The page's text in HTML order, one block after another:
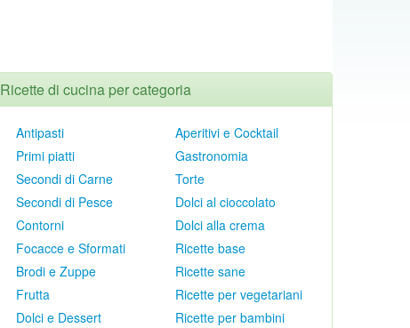
Ricette di cucina per categoria
Antipasti
Primi piatti
Secondi di Carne
Secondi di Pesce
Contorni
Focacce e Sformati
Brodi e Zuppe
Frutta
Dolci e Dessert
Aperitivi e Cocktail
Gastronomia
Torte
Dolci al cioccolato
Dolci alla crema
Ricette base
Ricette sane
Ricette per vegetariani
Ricette per bambini